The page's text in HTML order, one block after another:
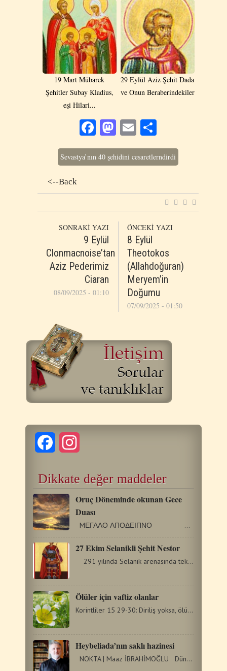
19 Mart Mübarek
Şehitler Subay Kladius,
eşi Hilari...
29 Eylül Aziz Şehit Dada
ve Onun Beraberindekiler
Facebook
Mastodon
Email
Sevastya’nın 40 şehidini cesaretlerndirdi
<--Back
SONRAKİ YAZI
9 Eylül
Clonmacnoise’tan
Aziz Pederimiz
Ciaran
08/09/2025 - 01:10
ÖNCEKİ YAZI
8 Eylül
Theotokos
(Allahdoğuran)
Meryem’in
Doğumu
07/09/2025 - 01:50
Facebook
Dikkate değer maddeler
Oruç Döneminde okunan Gece
Duası
MΕΓΑΛΟ ΑΠΟΔΕΙΠΝΟ …
27 Ekim Selanikli Şehit Nestor
291 yılında Selanik arenasında teke tek dövüşler…
Ölüler için vaftiz olanlar
Korintliler 15 29-30: Diriliş yoksa, ölüler için vaftiz…
Heybeliada’nın saklı hazinesi
NOKTA | Maaz İBRAHİMOĞLU Dünyada eski eserlerin bulunduğu…